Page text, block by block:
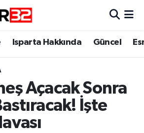
Isparta Hakkında Güncel
Açacak Sonra
İşte
Eczaneler
Yoğunluk Haritası
Durumu ve Fikstür